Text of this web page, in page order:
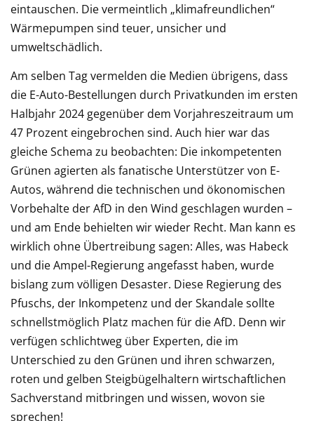
eintauschen. Die vermeintlich „klimafreundlichen“
Wärmepumpen sind teuer, unsicher und
umweltschädlich.
Am selben Tag vermelden die Medien übrigens, dass
die E-Auto-Bestellungen durch Privatkunden im ersten
Halbjahr 2024 gegenüber dem Vorjahreszeitraum um
47 Prozent eingebrochen sind. Auch hier war das
gleiche Schema zu beobachten: Die inkompetenten
Grünen agierten als fanatische Unterstützer von E-
Autos, während die technischen und ökonomischen
Vorbehalte der AfD in den Wind geschlagen wurden –
und am Ende behielten wir wieder Recht. Man kann es
wirklich ohne Übertreibung sagen: Alles, was Habeck
und die Ampel-Regierung angefasst haben, wurde
bislang zum völligen Desaster. Diese Regierung des
Pfuschs, der Inkompetenz und der Skandale sollte
schnellstmöglich Platz machen für die AfD. Denn wir
verfügen schlichtweg über Experten, die im
Unterschied zu den Grünen und ihren schwarzen,
roten und gelben Steigbügelhaltern wirtschaftlichen
Sachverstand mitbringen und wissen, wovon sie
sprechen!